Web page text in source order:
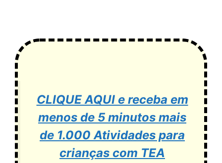
CLIQUE AQUI e receba em
menos de 5 minutos mais
de 1.000 Atividades para
crianças com TEA